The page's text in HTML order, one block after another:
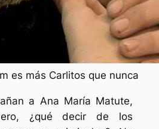
es más Carlitos que nunca
a Ana María Matute,
¿qué decir de los